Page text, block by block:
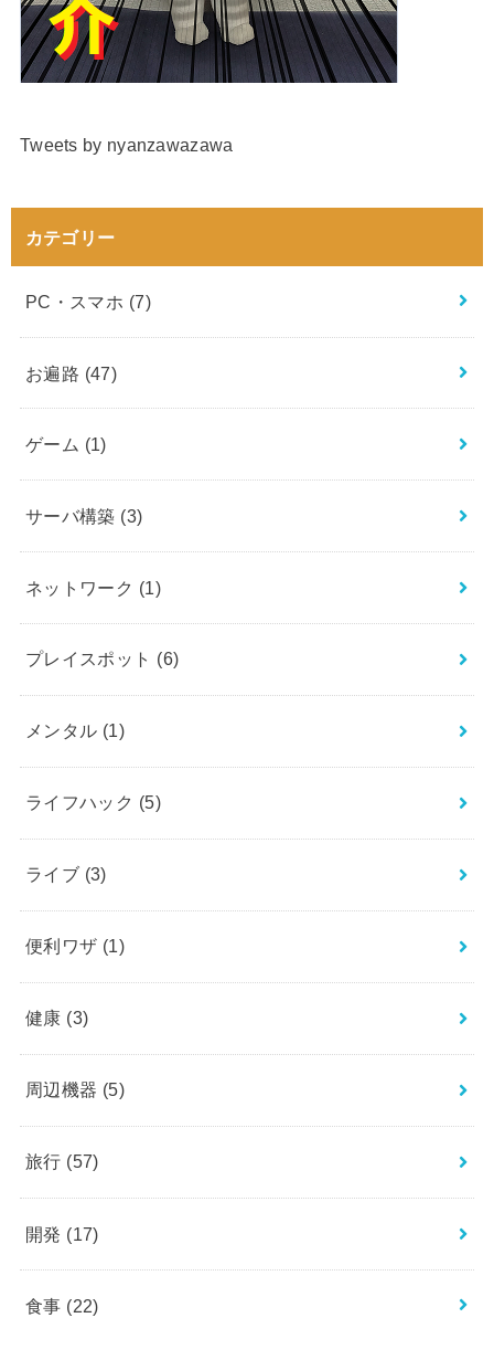
Tweets by nyanzawazawa
カテゴリー
PC・スマホ (7)
お遍路 (47)
ゲーム (1)
サーバ構築 (3)
ネットワーク (1)
プレイスポット (6)
メンタル (1)
ライフハック (5)
ライブ (3)
便利ワザ (1)
健康 (3)
周辺機器 (5)
旅行 (57)
開発 (17)
食事 (22)